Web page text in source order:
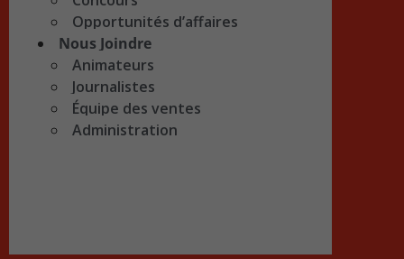
Opportunités d’affaires
Nous Joindre
Animateurs
Journalistes
Équipe des ventes
Administration